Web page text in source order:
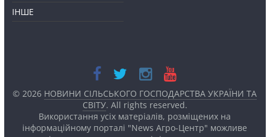
ІНШЕ
© 2026 НОВИНИ СІЛЬСЬКОГО ГОСПОДАРСТВА УКРАЇНИ ТА
СВІТУ. All rights reserved.
Використання усіх матеріалів, розміщених на
інформаційному порталі "News Агро-Центр" можливе